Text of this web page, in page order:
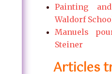
Painting
Waldorf
Manuels
Steiner
Articles